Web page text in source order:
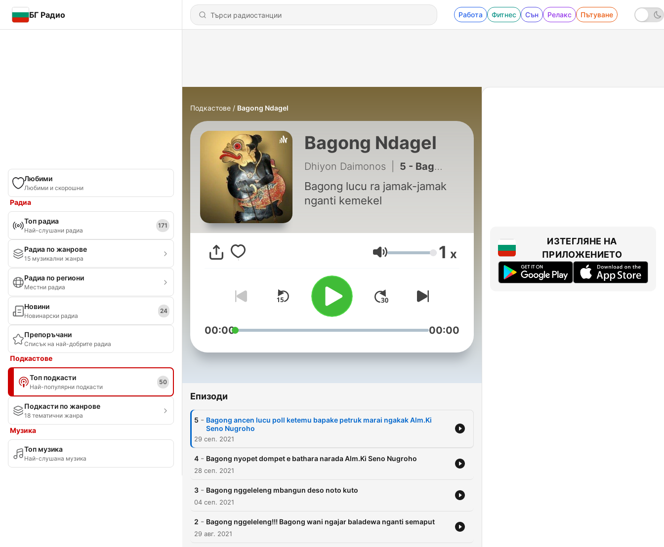
БГ Радио Работа Фитнес Сън Релакс Пътуване
Любими
Любими и скорошни
Радиа
Топ радиа
Най-слушани радиа
171
Радиа по жанрове
15 музикални жанра
Радиа по региони
Местни радиа
Новини
Новинарски радиа
24
Препоръчани
Списък на най-добрите радиа
Подкастове
Топ подкасти
Най-популярни подкасти
50
Подкасти по жанрове
18 тематични жанра
Музика
Топ музика
Най-слушана музика
Подкастове Bagong Ndagel
Bagong Ndagel
Dhiyon Daimonos 5 - Bagong ancen lucu poll ketemu bapake petruk marai ngakak Alm.Ki Seno Nugroho
Bagong lucu ra jamak-jamak
nganti kemekel
Сила на звука 1 x
00:00 00:00
Епизоди
5 - Bagong ancen lucu poll ketemu bapake petruk marai ngakak Alm.Ki
Seno Nugroho
29 сеп. 2021
4 - Bagong nyopet dompet e bathara narada Alm.Ki Seno Nugroho
28 сеп. 2021
3 - Bagong nggeleleng mbangun deso noto kuto
04 сеп. 2021
2 - Bagong nggeleleng!!! Bagong wani ngajar baladewa nganti semaput
29 авг. 2021
ИЗТЕГЛЯНЕ НА
ПРИЛОЖЕНИЕТО